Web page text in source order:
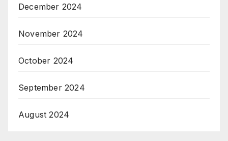
December 2024
November 2024
October 2024
September 2024
August 2024